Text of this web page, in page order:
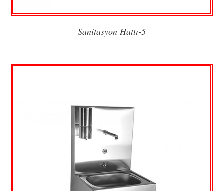
Sanitasyon Hattı-5